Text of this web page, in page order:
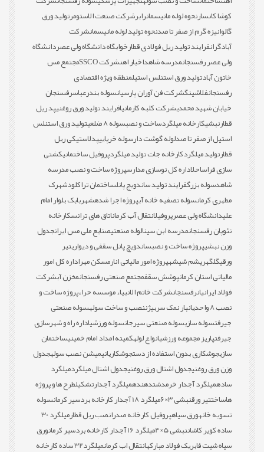
کوشا کانسارنحوه لوله مانیسمانرابرشرکت صنعت الاستومرتولید ورق
گالوانیزه گرم از صفر تا صدنحوه تولید لوله مانیسمانشرکت
آبادگرانفرایند تولید ریل فولادی قطارخوابگاه دانشگاه ولی عصردانشگاه
ولی عصر رفسنجانمدرسه شاهداخبار اهنشرکت SSCO
مجتمع مس
خاتون آبادتولید ورق استنلس استیلمنطقه ویژه اقتصادی
رفسنجانفلاشینگشرکت فن آوران پارسیانسوله بندرعباسرفسنجان
خیابان شهید محمدیشرکت کلبه کارمانیافرایند تولید ورق روغنیپد ریل
قطارنبشیکارخانه میلگردساخت و نصبسوله 8 ضلعی
تولید ورق استنلس
استیل از صفر تا صدلوله گوشت دارسوله خرپاییپدلاستیکی ریل
قطارتولید میلگردکارخانه جات تولید میلگردپروفیل ساختمانیکشتی
سازی فراساحلاداره کل نوسازی مدارسپروژه ساخت و نصب مدرسه
شاهدسوله بزرگفرایند تولید ساندویچ پانلساختمان تراکلودشهرک
مطهری کرمانسوله تصفیه خانه آبپروژه اجرا شدهشهربابک بلوار امام
علیدانشگاه ولی عصرپروفیلانتقال آب کرماناتاق های ترانسکارخانه
نئوپان رفسنجانمدرسه ابن سینالوله صنعتیصنایع ملی مس ایرانجدول
وزن نبشیپروژه ساخت و نصبساندویچ پانل سقفی و دیواریتیر
ورقیگلگهرپشم شیشهپروژه امور مالیاتی انارمسکن مهراداره کل امور
مالیاتی استان کرمانپوشش سقفمجتمع صنعتی رفسنجانمخزن آبشرکت
فولاد ایرانیانرفسنجانشرکت خاتم الانبیاء موسسه حراءپروژه ساخت و
نصب 8 واحدی
انبار نمک سربیژننصب و ساخت سولهسوله صنعتی
جیرفتسوله سازیسوله صنعتی سیرجانسوله ورزشیاداره راه و شهرسازی
جیرفتپاریز مجموعه ورزشیانواع لولهکمیته امداد امام خمینیساختمان
سازیجوشکاری بدون استفاده از دستجوشکاریانیمیشن نصب سولهجدول
وزن ورق روغنیجدول اشتال ورق روغنیجدول اشتال میلگردمیلگرد
سادهمیلگرد آجدار خرمدشتدهندهمیلگرد آجدارتشکیلطرح ها و پروژه
هاساختتیر ورقنبشی 3×6 میلگرد 18 آجدار کارخانه بردسیر کرمان
سوله
تسویه خانهورق سیاهپروفیل کارخانه صدرانصب ریل قطار
میلگرد 30
ساده کویر کاشاننبشی 5×4 میلگرد 16 آجدار کارخانه بردسیر کرمان
ورق
سیاه شیت فابریک فولاد مبارکهانتقال اب کرمان
میلگرد32 ساده کارخانه